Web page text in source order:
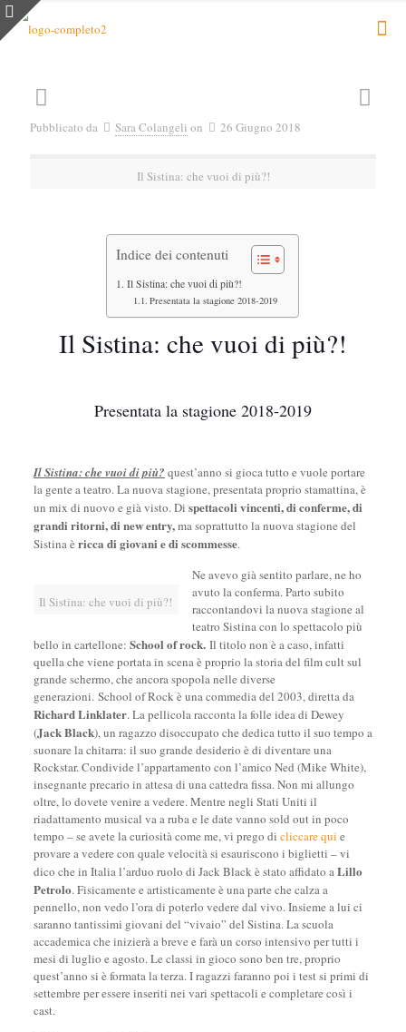
Pubblicato da Sara Colangeli on 26 Giugno 2018
Il Sistina: che vuoi di più?!
Indice dei contenuti
Il Sistina: che vuoi di più?!
Presentata la stagione 2018-2019
Il Sistina: che vuoi di più?!
Presentata la stagione 2018-2019
Il Sistina: che vuoi di più? quest’anno si gioca tutto e vuole portare
la gente a teatro. La nuova stagione, presentata proprio stamattina, è
un mix di nuovo e già visto. Di spettacoli vincenti, di conferme, di
grandi ritorni, di new entry,ma soprattutto la nuova stagione del
Sistina è ricca di giovani e di scommesse.
Il Sistina: che vuoi di più?!
Ne avevo già sentito parlare, ne ho
avuto la conferma. Parto subito
raccontandovi la nuova stagione al
teatro Sistina con lo spettacolo più
bello in cartellone: School of rock. Il titolo non è a caso, infatti
quella che viene portata in scena è proprio la storia del film cult sul
grande schermo, che ancora spopola nelle diverse
generazioni. School of Rock è una commedia del 2003, diretta da
Richard Linklater. La pellicola racconta la folle idea di Dewey
(Jack Black), un ragazzo disoccupato che dedica tutto il suo tempo a
suonare la chitarra: il suo grande desiderio è di diventare una
Rockstar. Condivide l’appartamento con l’amico Ned (Mike White),
insegnante precario in attesa di una cattedra fissa. Non mi allungo
oltre, lo dovete venire a vedere. Mentre negli Stati Uniti il
riadattamento musical va a ruba e le date vanno sold out in poco
tempo – se avete la curiosità come me, vi prego di cliccare qui e
provare a vedere con quale velocità si esauriscono i biglietti – vi
dico che in Italia l’arduo ruolo di Jack Black è stato affidato aLillo
Petrolo. Fisicamente e artisticamente è una parte che calza a
pennello, non vedo l’ora di poterlo vedere dal vivo. Insieme a lui ci
saranno tantissimi giovani del “vivaio” del Sistina. La scuola
accademica che inizierà a breve e farà un corso intensivo per tutti i
mesi di luglio e agosto. Le classi in gioco sono ben tre, proprio
quest’anno si è formata la terza. I ragazzi faranno poi i test si primi di
settembre per essere inseriti nei vari spettacoli e completare così i
cast.